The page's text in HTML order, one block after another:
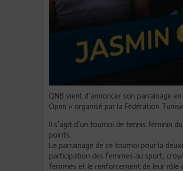
QNB vient d’annoncer son parrainage
Open » organisé par la Fédération
Il s’agit d’un tournoi de tennis féminin
points.
Le parrainage de ce tournoi pour la
participation des femmes au sport,
femmes et le renforcement de leur rôle